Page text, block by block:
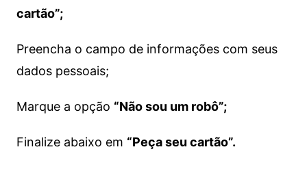
cartão”;
Preencha o campo de informações com seus
dados pessoais;
Marque a opção “Não sou um robô”;
Finalize abaixo em “Peça seu cartão”.